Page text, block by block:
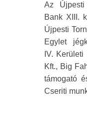
Az Újpesti
Bank XIII.
Újpesti
Egylet
IV.
Kft., Big
támogató
Cseriti